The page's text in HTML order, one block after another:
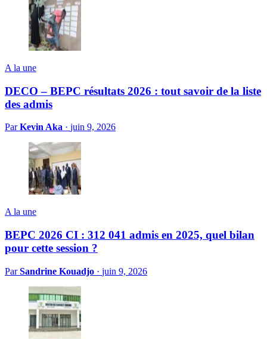
A la une
DECO – BEPC résultats 2026 : tout savoir de la liste
des admis
ParKevin Aka · juin 9, 2026
A la une
BEPC 2026 CI : 312 041 admis en 2025, quel bilan
pour cette session ?
ParSandrine Kouadjo · juin 9, 2026